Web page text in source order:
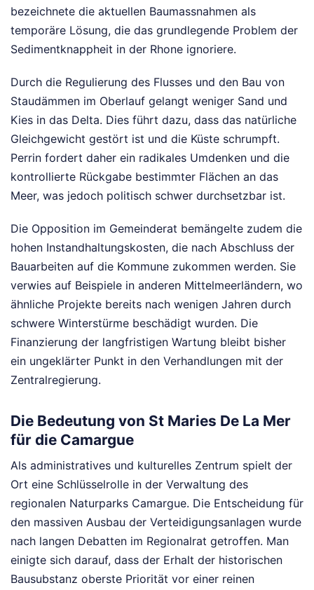
bezeichnete die aktuellen Baumassnahmen als
temporäre Lösung, die das grundlegende Problem der
Sedimentknappheit in der Rhone ignoriere.
Durch die Regulierung des Flusses und den Bau von
Staudämmen im Oberlauf gelangt weniger Sand und
Kies in das Delta. Dies führt dazu, dass das natürliche
Gleichgewicht gestört ist und die Küste schrumpft.
Perrin fordert daher ein radikales Umdenken und die
kontrollierte Rückgabe bestimmter Flächen an das
Meer, was jedoch politisch schwer durchsetzbar ist.
Die Opposition im Gemeinderat bemängelte zudem die
hohen Instandhaltungskosten, die nach Abschluss der
Bauarbeiten auf die Kommune zukommen werden. Sie
verwies auf Beispiele in anderen Mittelmeerländern, wo
ähnliche Projekte bereits nach wenigen Jahren durch
schwere Winterstürme beschädigt wurden. Die
Finanzierung der langfristigen Wartung bleibt bisher
ein ungeklärter Punkt in den Verhandlungen mit der
Zentralregierung.
Die Bedeutung von St Maries De La Mer
für die Camargue
Als administratives und kulturelles Zentrum spielt der
Ort eine Schlüsselrolle in der Verwaltung des
regionalen Naturparks Camargue. Die Entscheidung für
den massiven Ausbau der Verteidigungsanlagen wurde
nach langen Debatten im Regionalrat getroffen. Man
einigte sich darauf, dass der Erhalt der historischen
Bausubstanz oberste Priorität vor einer reinen